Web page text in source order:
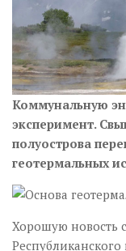
Коммунальную
эксперимент.
полуострова
геотермальных
Хорошую новость